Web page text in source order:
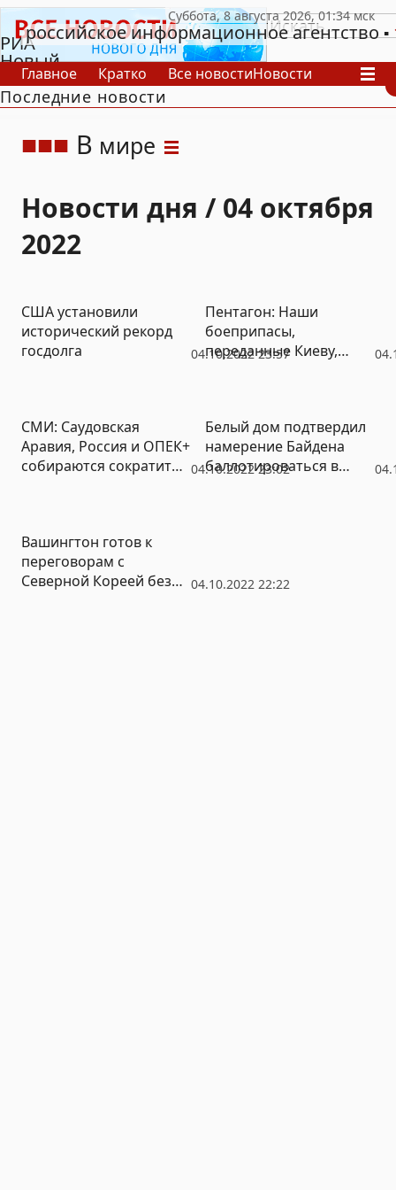
РИА
Новый
День
российское информационное агентство
Главное Кратко Все новостиНовости
В России
В мире
Последние новости
В мире
Новости дня / 04 октября
2022
04.10.2022 23:57
США установили
исторический рекорд
госдолга
Пентагон: Наши
боеприпасы,
переданные Киеву,
04.10.2022 23:02
СМИ: Саудовская
Аравия, Россия и ОПЕК+
собираются сократить
Белый дом подтвердил
намерение Байдена
баллотироваться в
04.10.2022 22:22
Вашингтон готов к
переговорам с
Северной Кореей без